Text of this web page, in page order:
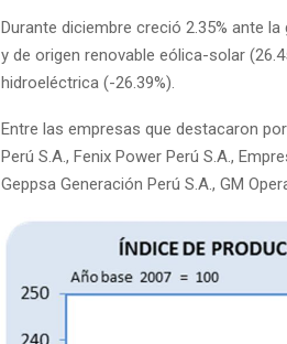
Durante diciembre creció 2.35% ante
y de origen renovable eólica-solar
hidroeléctrica (-26.39%).
Entre las empresas que destacaron
Perú S.A., Fenix Power Perú S.A.,
Geppsa Generación Perú S.A., GM